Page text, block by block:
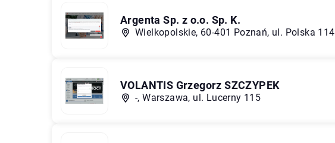
Argenta Sp. z o.o. Sp. K.
Wielkopolskie, 60-401 Poznań, ul. Polska 114
VOLANTIS Grzegorz SZCZYPEK
-, Warszawa, ul. Lucerny 115